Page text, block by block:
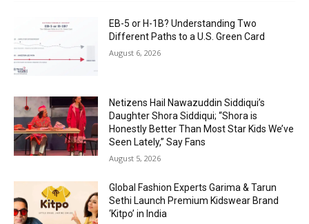
EB-5 or H-1B? Understanding Two
Different Paths to a U.S. Green Card
August 6, 2026
Netizens Hail Nawazuddin Siddiqui’s
Daughter Shora Siddiqui; “Shora is
Honestly Better Than Most Star Kids We’ve
Seen Lately,” Say Fans
August 5, 2026
Global Fashion Experts Garima & Tarun
Sethi Launch Premium Kidswear Brand
‘Kitpo’ in India